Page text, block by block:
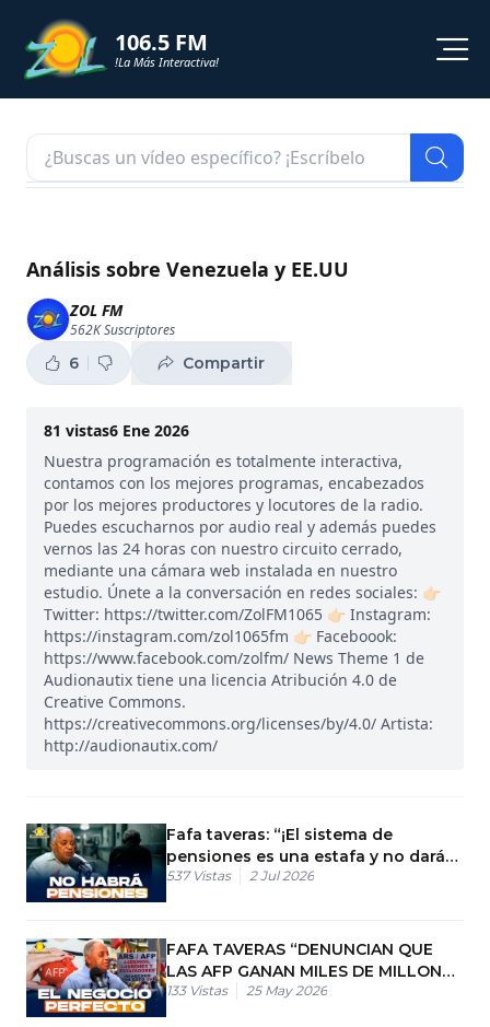
106.5 FM
!La Más Interactiva!
NOTICIAS
SHORTS
PODCAST
ZOL TV
Análisis sobre Venezuela y EE.UU
ZOL FM
562KSuscriptores
6 Compartir
81 vistas6 Ene 2026
Nuestra programación es totalmente interactiva,
contamos con los mejores programas, encabezados
por los mejores productores y locutores de la radio.
Puedes escucharnos por audio real y además puedes
vernos las 24 horas con nuestro circuito cerrado,
mediante una cámara web instalada en nuestro
estudio. Únete a la conversación en redes sociales: 👉🏻
Twitter: https://twitter.com/ZolFM1065 👉🏻 Instagram:
https://instagram.com/zol1065fm 👉🏻 Faceboook:
https://www.facebook.com/zolfm/ News Theme 1 de
Audionautix tiene una licencia Atribución 4.0 de
Creative Commons.
https://creativecommons.org/licenses/by/4.0/ Artista:
http://audionautix.com/
Fafa taveras: “¡El sistema de
pensiones es una estafa y no dará
para vivir!”
537 Vistas 2 Jul 2026
FAFA TAVERAS “DENUNCIAN QUE
LAS AFP GANAN MILES DE MILLONES
CON EL DINERO DE LOS
133 Vistas 25 May 2026